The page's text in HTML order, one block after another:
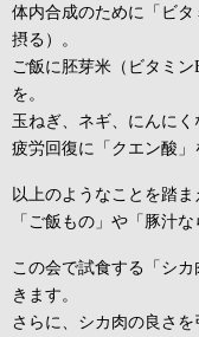
体内合成のために「ビ
摂る）。
ご飯に胚芽米（ビタミ
を。
玉ねぎ、ネギ、にんにく
疲労回復に「クエン酸」
以上のようなことを踏ま
「ご飯もの」や「豚汁
この会で試食する「シ
きます。
さらに、シカ肉の良さを